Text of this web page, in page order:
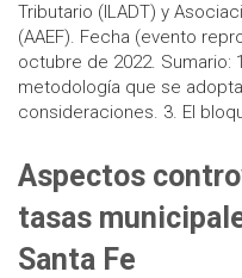
Tributario (ILADT) y
(AAEF). Fecha (evento
octubre de 2022. Sumario:
metodología que se
consideraciones. 3. El
Aspectos
tasas
Santa Fe